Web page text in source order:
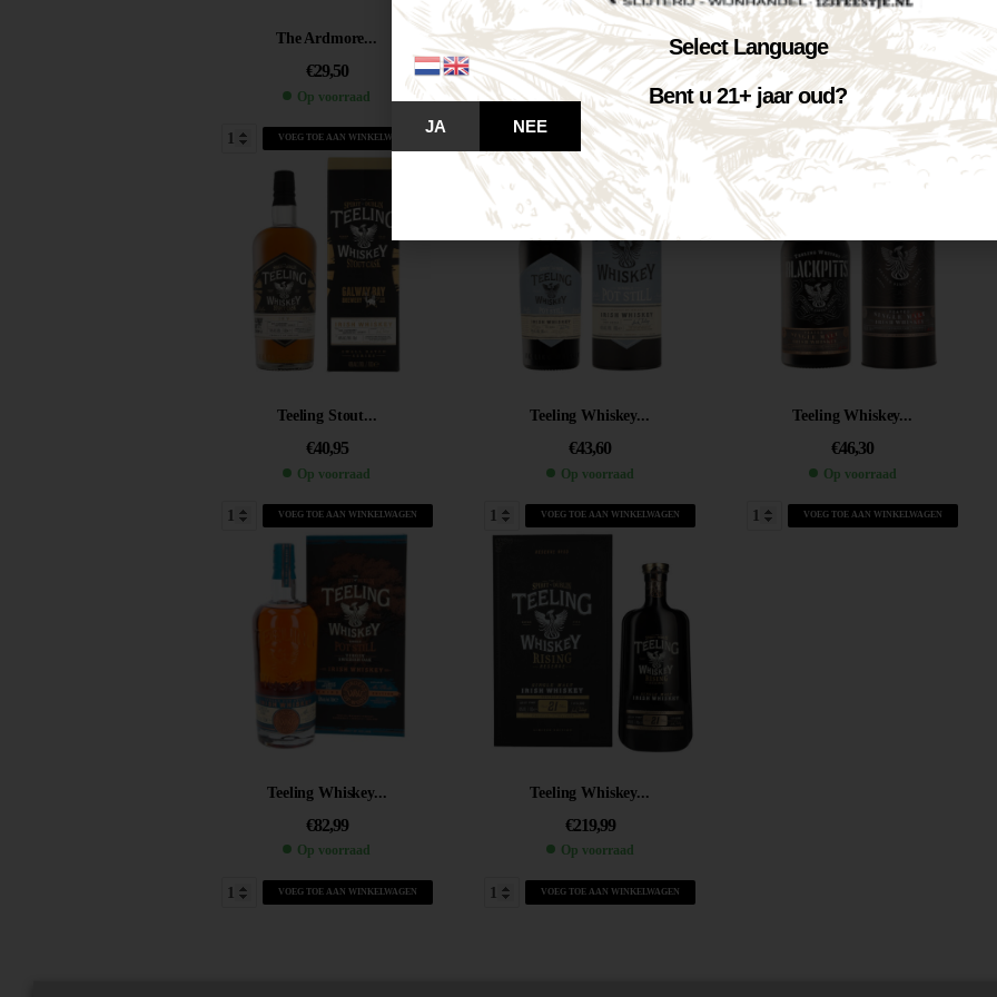
The Ardmore...
€29,50
Op voorraad
VOEG TOE AAN WINKELWAGEN
Teeling Single...
€36,50
Op voorraad
VOEG TOE AAN WINKELWAGEN
The Deacon...
€39,95
Op voorraad
VOEG TOE AAN WINKELWAGEN
Teeling Stout...
€40,95
Op voorraad
VOEG TOE AAN WINKELWAGEN
Teeling Whiskey...
€43,60
Op voorraad
VOEG TOE AAN WINKELWAGEN
Teeling Whiskey...
€46,30
Op voorraad
VOEG TOE AAN WINKELWAGEN
Teeling Whiskey...
€82,99
Op voorraad
VOEG TOE AAN WINKELWAGEN
Teeling Whiskey...
€219,99
Op voorraad
VOEG TOE AAN WINKELWAGEN
Select Language
Bent u 21+ jaar oud?
JA NEE